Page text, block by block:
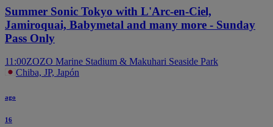
Summer Sonic Tokyo with L'Arc-en-Ciel,
Jamiroquai, Babymetal and many more - Sunday
Pass Only
11:00ZOZO Marine Stadium & Makuhari Seaside Park
Chiba, JP, Japón
ago
16